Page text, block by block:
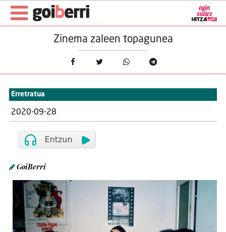
Zinema zaleen topagunea
Erretratua
2020-09-28
GoiBerri